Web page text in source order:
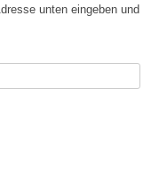
unten eingeben und